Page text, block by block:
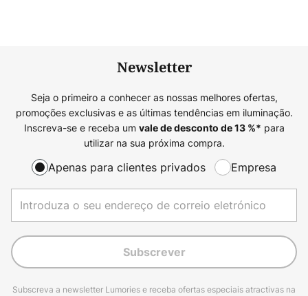
Newsletter
Seja o primeiro a conhecer as nossas melhores ofertas,
promoções exclusivas e as últimas tendências em iluminação.
Inscreva-se e receba um vale de desconto de13%* para
utilizar na sua próxima compra.
Apenas para clientes privados Empresa
Subscrever
Subscreva a newsletter Lumories e receba ofertas especiais atractivas na